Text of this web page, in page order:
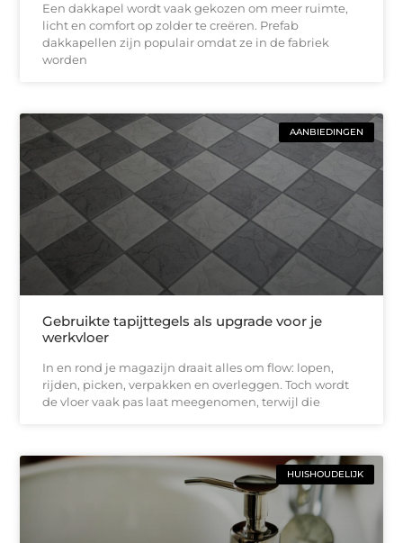
Een dakkapel wordt vaak gekozen om meer ruimte,
licht en comfort op zolder te creëren. Prefab
dakkapellen zijn populair omdat ze in de fabriek
worden
AANBIEDINGEN
Gebruikte tapijttegels als upgrade voor je
werkvloer
In en rond je magazijn draait alles om flow: lopen,
rijden, picken, verpakken en overleggen. Toch wordt
de vloer vaak pas laat meegenomen, terwijl die
HUISHOUDELIJK